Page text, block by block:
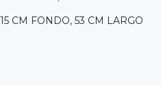
CM FONDO, 53 CM LARGO